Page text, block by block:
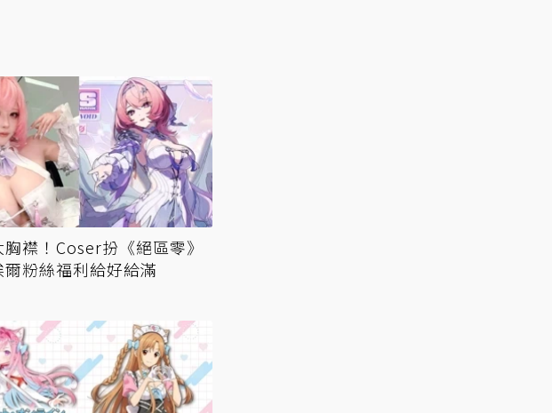
襟！Coser扮《絕區零》
爾粉絲福利給好給滿